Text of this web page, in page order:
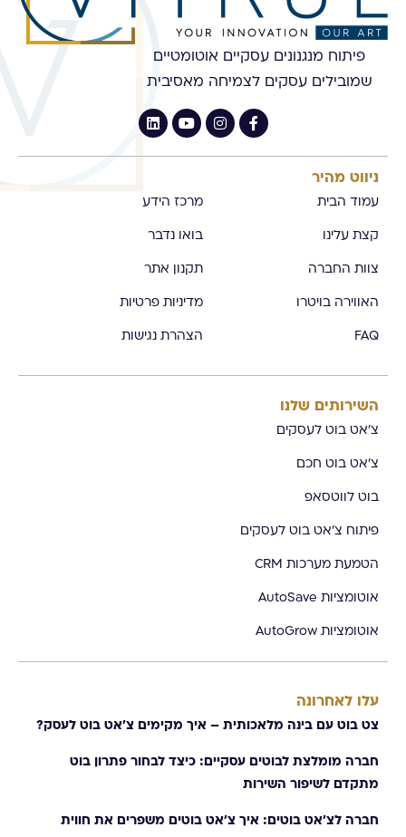
פיתוח מנגנונים עסקיים אוטומטיים
שמובילים עסקים לצמיחה מאסיבית
ניווט מהיר
עמוד הבית
קצת עלינו
צוות החברה
האווירה בויטרו
FAQ
מרכז הידע
בואו נדבר
תקנון אתר
מדיניות פרטיות
הצהרת נגישות
השירותים שלנו
צ'אט בוט לעסקים
צ'אט בוט חכם
בוט לווטסאפ
פיתוח צ'אט בוט לעסקים
הטמעת מערכות CRM
אוטומציות AutoSave
אוטומציות AutoGrow
עלו לאחרונה
צט בוט עם בינה מלאכותית – איך מקימים צ׳אט בוט לעסק?
חברה מומלצת לבוטים עסקיים: כיצד לבחור פתרון בוט
מתקדם לשיפור השירות
חברה לצ׳אט בוטים: איך צ'אט בוטים משפרים את חווית